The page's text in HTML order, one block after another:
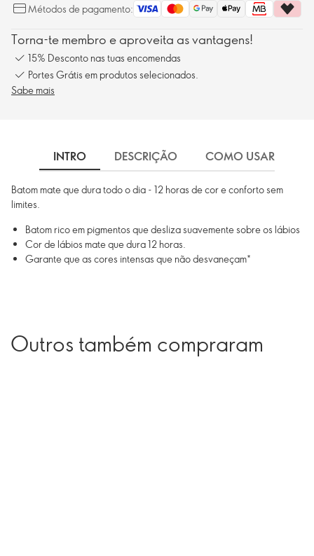
Métodos de pagamento:
Torna-te membro e aproveita as vantagens!
15% Desconto nas tuas encomendas
Portes Grátis em produtos selecionados.
Sabe mais
INTRO DESCRIÇÃO COMO USAR
Batom mate que dura todo o dia - 12 horas de cor e conforto sem
limites.
Batom rico em pigmentos que desliza suavemente sobre os lábios
Cor de lábios mate que dura 12 horas.
Garante que as cores intensas que não desvaneçam*
Outros também compraram